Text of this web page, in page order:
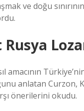
aşmak ve doğu
amacının
anlatan Curzon,
önerilerini okudu.